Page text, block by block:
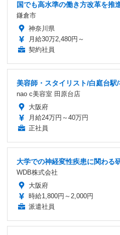
国でも高水準の働き方改革を推
鎌倉市
神奈川県
月給30万2,480円～
契約社員
美容師・スタイリスト/白庭台駅
nao c美容室 田原台店
大阪府
月給24万円～40万円
正社員
大学での神経変性疾患に関わる
WDB株式会社
大阪府
時給1,800円～2,000円
派遣社員